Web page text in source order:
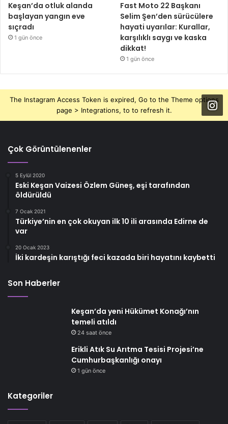
Keşan’da otluk alanda
başlayan yangın eve
sıçradı
1 gün önce
Fast Moto 22 Başkanı
Selim Şen’den sürücülere
hayati uyarılar: Kurallar,
karşılıklı saygı ve kaska
dikkat!
1 gün önce
The Instagram Access Token is expired, Go to the Theme options
page > Integrations, to to refresh it.
Çok Görüntülenenler
5 Eylül 2020
Eski Keşan Vaizesi Özlem Güneş, eşi tarafından
öldürüldü
7 Ocak 2021
Türkiye’nin en çok okuyan ilk 10 ili arasında Edirne de
var
20 Ocak 2023
İki kardeşin karıştığı feci kazada biri hayatını kaybetti
Son Haberler
Keşan’da yeni Hükümet Konağı’nın
temeli atıldı
24 saat önce
Erikli Atık Su Arıtma Tesisi Projesi’ne
Cumhurbaşkanlığı onayı
1 gün önce
Kategoriler